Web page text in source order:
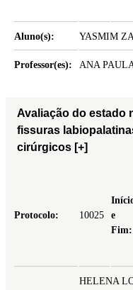
Aluno(s): YASMIM
Professor(es): ANA
Avaliação do estado
fissuras
cirúrgicos [+]
Protocolo: 10025
e
Fim:
HELENA